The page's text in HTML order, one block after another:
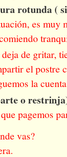
rotunda (
es muy
de gritar,
el postre
la
o
pagemos
vas?